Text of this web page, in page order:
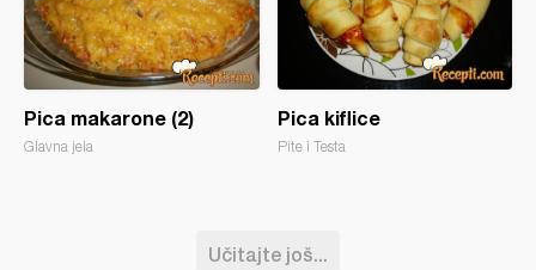
Pica makarone (2)
Glavna jela
Pica kiflice
Pite i Testa
Učitajte još...